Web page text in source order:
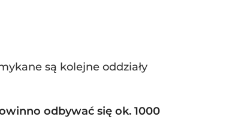
są kolejne oddziały
odbywać się ok. 1000